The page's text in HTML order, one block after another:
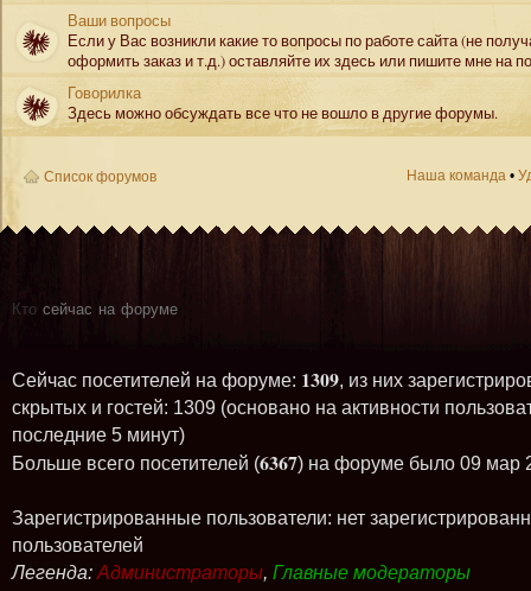
Ваши вопросы
Если у Вас возникли какие то вопросы по работе сайта (не
оформить заказ и т.д.) оставляйте их здесь или пишите мне на
Говорилка
Здесь можно обсуждать все что не вошло в другие форумы.
Список форумов Наша команда •
Кто сейчас на форуме
Сейчас посетителей на форуме: 1309, из них
скрытых и гостей: 1309 (основано на активности
последние 5 минут)
Больше всего посетителей (6367) на форуме было 09 мар
Зарегистрированные пользователи: нет
пользователей
Легенда: Администраторы, Главные модераторы